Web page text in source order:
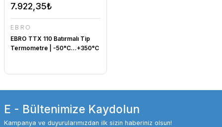
7.922,35₺
EBRO
EBRO TTX 110 Batırmalı Tip
Termometre | -50°C...+350°C
E - Bültenimize Kaydolun
Kampanya ve duyurularımızdan ilk sizin haberiniz olsun!